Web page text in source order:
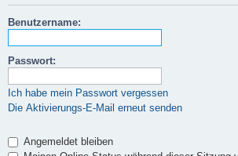
Benutzername:
Passwort:
Ich habe mein Passwort vergessen
Die Aktivierungs-E-Mail erneut senden
Angemeldet bleiben